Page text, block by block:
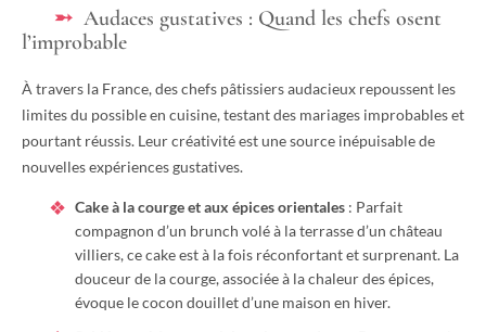
Audaces gustatives : Quand les chefs osent
l’improbable
À travers la France, des chefs pâtissiers audacieux repoussent les
limites du possible en cuisine, testant des mariages improbables et
pourtant réussis. Leur créativité est une source inépuisable de
nouvelles expériences gustatives.
Cake à la courge et aux épices orientales : Parfait
compagnon d’un brunch volé à la terrasse d’un château
villiers, ce cake est à la fois réconfortant et surprenant. La
douceur de la courge, associée à la chaleur des épices,
évoque le cocon douillet d’une maison en hiver.